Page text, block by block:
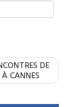
DE
CANNES